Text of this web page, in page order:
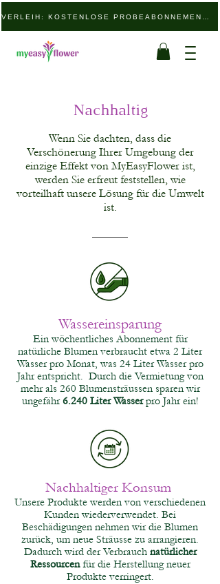
Nachhaltig
Wenn Sie dachten, dass die
Verschönerung Ihrer Umgebung der
einzige Effekt von MyEasyFlower ist,
werden Sie erfreut feststellen, wie
vorteilhaft unsere Lösung für die Umwelt
ist.
Wassereinsparung
Ein wöchentliches Abonnement für
natürliche Blumen verbraucht etwa 2 Liter
Wasser pro Monat, was 24 Liter Wasser pro
Jahr entspricht. Durch die Vermietung von
mehr als 260 Blumensträussen sparen wir
ungefähr6.240 Liter Wasserpro Jahr ein!
Nachhaltiger Konsum
Unsere Produkte werden von verschiedenen
Kunden wiederverwendet. Bei
Beschädigungen nehmen wir die Blumen
zurück, um neue Sträusse zu arrangieren.
Dadurch wird der Verbrauch natürlicher
Ressourcenfür die Herstellung neuer
Produkte verringert.